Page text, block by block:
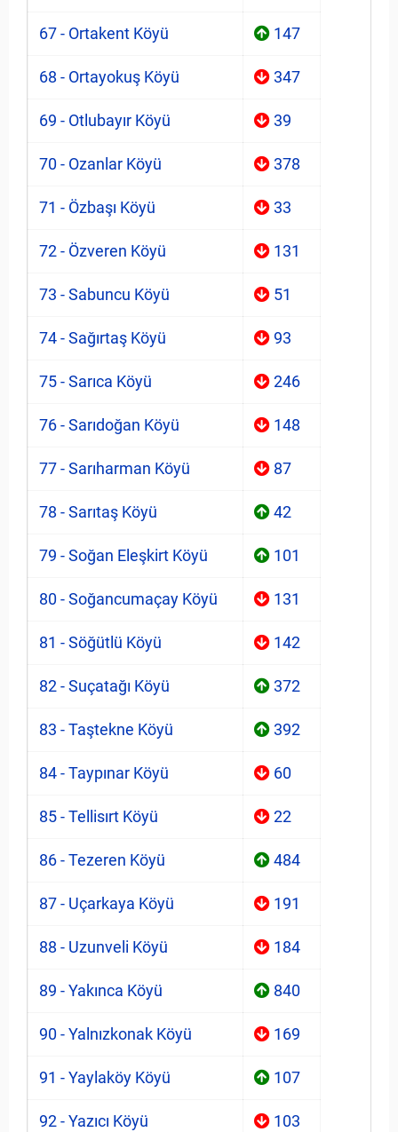
67 - Ortakent Köyü 147
68 - Ortayokuş Köyü 347
69 - Otlubayır Köyü 39
70 - Ozanlar Köyü 378
71 - Özbaşı Köyü 33
72 - Özveren Köyü 131
73 - Sabuncu Köyü 51
74 - Sağırtaş Köyü 93
75 - Sarıca Köyü 246
76 - Sarıdoğan Köyü 148
77 - Sarıharman Köyü 87
78 - Sarıtaş Köyü 42
79 - Soğan Eleşkirt Köyü 101
80 - Soğancumaçay Köyü 131
81 - Söğütlü Köyü 142
82 - Suçatağı Köyü 372
83 - Taştekne Köyü 392
84 - Taypınar Köyü 60
85 - Tellisırt Köyü 22
86 - Tezeren Köyü 484
87 - Uçarkaya Köyü 191
88 - Uzunveli Köyü 184
89 - Yakınca Köyü 840
90 - Yalnızkonak Köyü 169
91 - Yaylaköy Köyü 107
92 - Yazıcı Köyü 103